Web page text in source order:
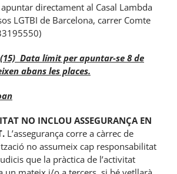
directament al Casal Lambda
LGTBI de Barcelona, carrer Comte
Data límit per apuntar-se 8 de
abans les places.
NO INCLOU ASSEGURANÇA EN
L’assegurança corre a càrrec de
no assumeix cap responsabilitat
que la pràctica de l’activitat